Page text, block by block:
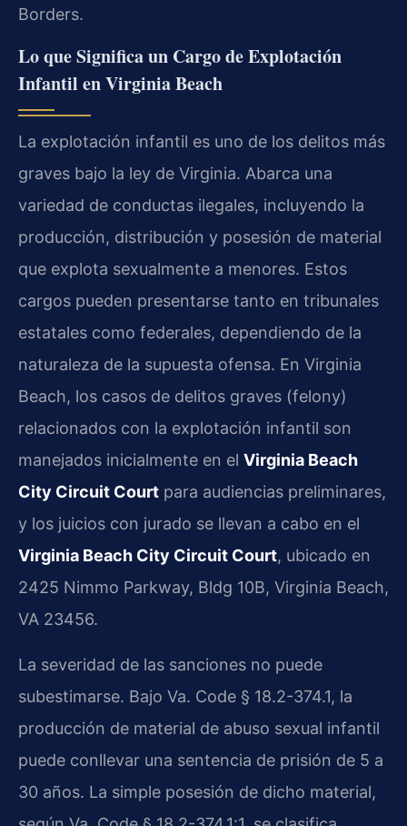
Borders.
Lo que Significa un Cargo de Explotación
Infantil en Virginia Beach
La explotación infantil es uno de los delitos más
graves bajo la ley de Virginia. Abarca una
variedad de conductas ilegales, incluyendo la
producción, distribución y posesión de material
que explota sexualmente a menores. Estos
cargos pueden presentarse tanto en tribunales
estatales como federales, dependiendo de la
naturaleza de la supuesta ofensa. En Virginia
Beach, los casos de delitos graves (felony)
relacionados con la explotación infantil son
manejados inicialmente en el Virginia Beach
City Circuit Court para audiencias preliminares,
y los juicios con jurado se llevan a cabo en el
Virginia Beach City Circuit Court, ubicado en
2425 Nimmo Parkway, Bldg 10B, Virginia Beach,
VA 23456.
La severidad de las sanciones no puede
subestimarse. Bajo Va. Code § 18.2-374.1, la
producción de material de abuso sexual infantil
puede conllevar una sentencia de prisión de 5 a
30 años. La simple posesión de dicho material,